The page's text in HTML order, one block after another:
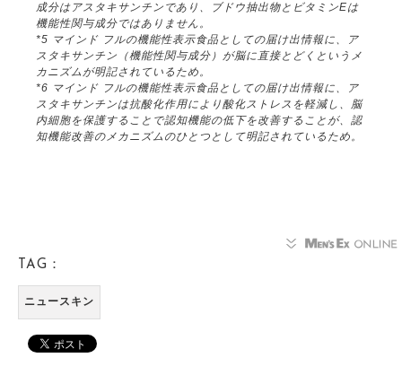
成分はアスタキサンチンであり、ブドウ抽出物とビタミンEは
機能性関与成分ではありません。
*5 マインド フルの機能性表示食品としての届け出情報に、ア
スタキサンチン（機能性関与成分）が脳に直接とどくというメ
カニズムが明記されているため。
*6 マインド フルの機能性表示食品としての届け出情報に、ア
スタキサンチンは抗酸化作用により酸化ストレスを軽減し、脳
内細胞を保護することで認知機能の低下を改善することが、認
知機能改善のメカニズムのひとつとして明記されているため。
TAG：
ニュースキン